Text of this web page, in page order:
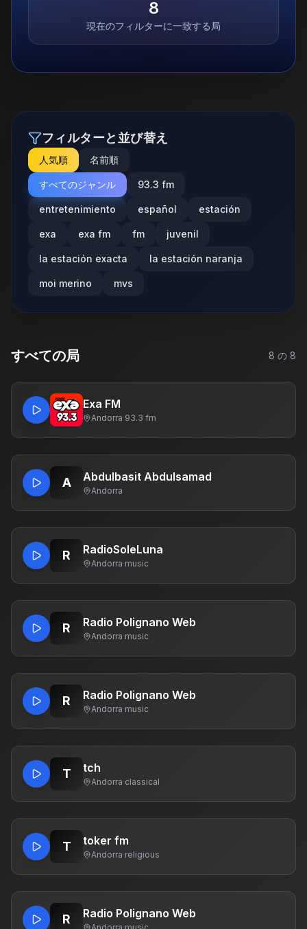
8
現在のフィルターに一致する局
フィルターと並び替え
人気順 名前順
すべてのジャンル 93.3 fm
entretenimiento español estación
exa exa fm fm juvenil
la estación exacta la estación naranja
moi merino mvs
すべての局 8 の 8
Exa FM
Andorra·93.3 fm
A Abdulbasit Abdulsamad
Andorra
R RadioSoleLuna
Andorra·music
R Radio Polignano Web
Andorra·music
R Radio Polignano Web
Andorra·music
T tch
Andorra·classical
T toker fm
Andorra·religious
R Radio Polignano Web